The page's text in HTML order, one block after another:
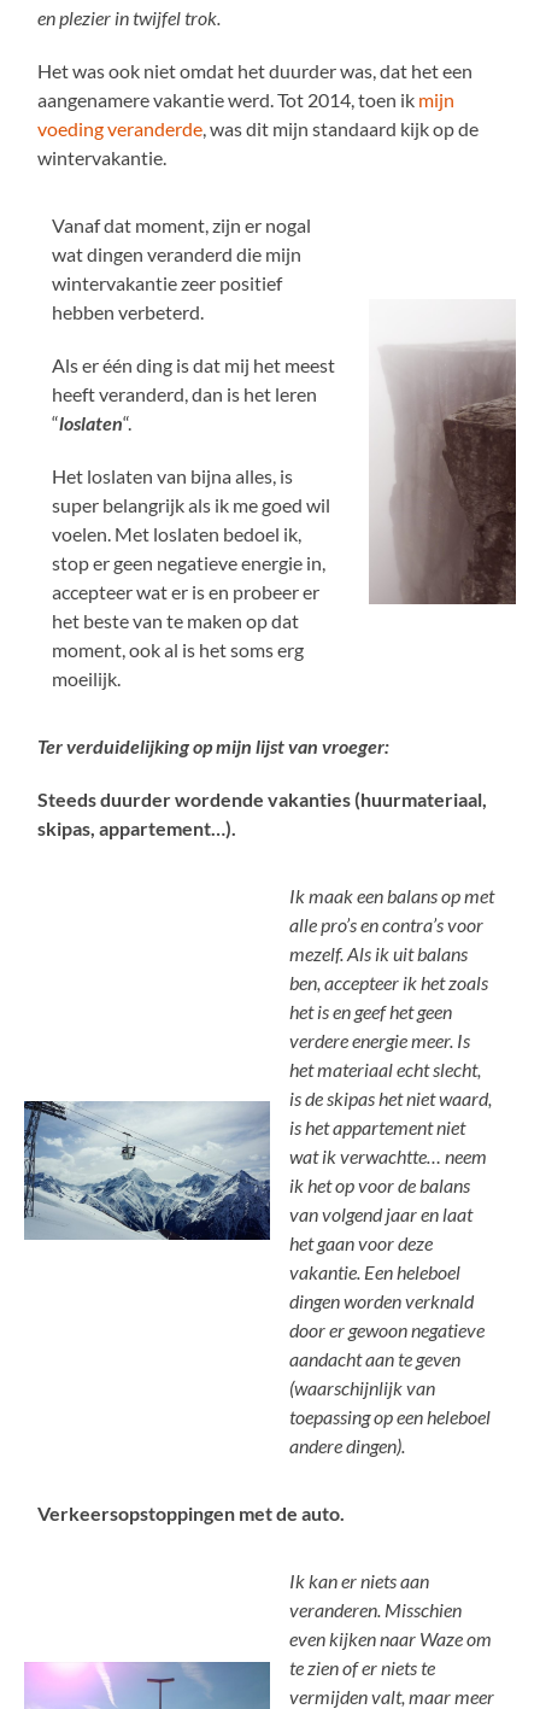
en plezier in twijfel trok.
Het was ook niet omdat het duurder was, dat het een
aangenamere vakantie werd. Tot 2014, toen ik mijn
voeding veranderde , was dit mijn standaard kijk op de
wintervakantie.
Vanaf dat moment, zijn er nogal
wat dingen veranderd die mijn
wintervakantie zeer positief
hebben verbeterd.
Als er één ding is dat mij het meest
heeft veranderd, dan is het leren
“loslaten“.
Het loslaten van bijna alles, is
super belangrijk als ik me goed wil
voelen. Met loslaten bedoel ik,
stop er geen negatieve energie in,
accepteer wat er is en probeer er
het beste van te maken op dat
moment, ook al is het soms erg
moeilijk.
Ter verduidelijking op mijn lijst van vroeger:
Steeds duurder wordende vakanties (huurmateriaal,
skipas, appartement…).
Ik maak een balans op met
alle pro’s en contra’s voor
mezelf. Als ik uit balans
ben, accepteer ik het zoals
het is en geef het geen
verdere energie meer. Is
het materiaal echt slecht,
is de skipas het niet waard,
is het appartement niet
wat ik verwachtte… neem
ik het op voor de balans
van volgend jaar en laat
het gaan voor deze
vakantie. Een heleboel
dingen worden verknald
door er gewoon negatieve
aandacht aan te geven
(waarschijnlijk van
toepassing op een heleboel
andere dingen).
Verkeersopstoppingen met de auto.
Ik kan er niets aan
veranderen. Misschien
even kijken naar Waze om
te zien of er niets te
vermijden valt, maar meer